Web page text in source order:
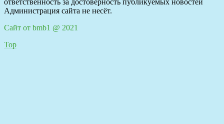
ответственность за достоверность публикуемых новостей
Администрация сайта не несёт.
Сайт от bmb1 @ 2021
Top